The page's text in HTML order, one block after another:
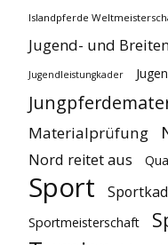
Islandpferde
Jugend- und
Jugendleistungkader
Materialprüfung
Nord reitet aus
Sport
Sportmeisterschaft